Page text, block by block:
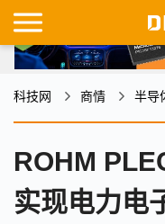
科技网 商情 半导
ROHM
实现电力电